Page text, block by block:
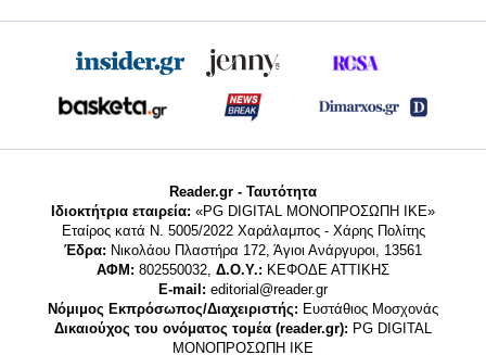
Reader.gr - Ταυτότητα
Ιδιοκτήτρια εταιρεία: «PG DIGITAL MONΟΠΡΟΣΩΠΗ ΙΚΕ»
Εταίρος κατά Ν. 5005/2022 Χαράλαμπος - Χάρης Πολίτης
Έδρα: Νικολάου Πλαστήρα 172, Άγιοι Ανάργυροι, 13561
ΑΦΜ: 802550032, Δ.Ο.Υ.: ΚΕΦΟΔΕ ΑΤΤΙΚΗΣ
E-mail: editorial@reader.gr
Νόμιμος Εκπρόσωπος/Διαχειριστής: Ευστάθιος Μοσχονάς
Δικαιούχος του ονόματος τομέα (reader.gr): PG DIGITAL
MONΟΠΡΟΣΩΠΗ ΙΚΕ